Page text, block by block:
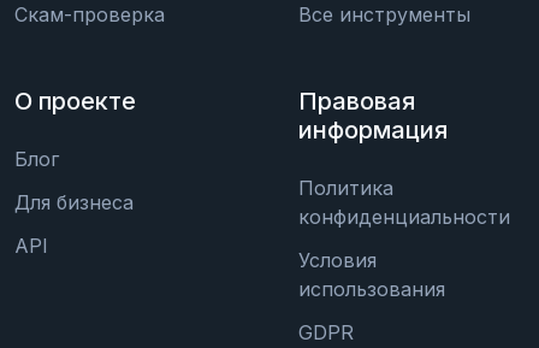
Скам-проверка
Все инструменты
О проекте
Блог
Для бизнеса
API
Правовая
информация
Политика
конфиденциальности
Условия
использования
GDPR